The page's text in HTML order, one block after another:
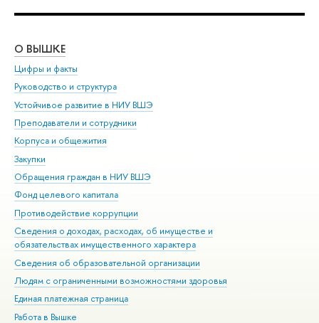
О ВЫШКЕ
Цифры и факты
Руководство и структура
Устойчивое развитие в НИУ ВШЭ
Преподаватели и сотрудники
Корпуса и общежития
Закупки
Обращения граждан в НИУ ВШЭ
Фонд целевого капитала
Противодействие коррупции
Сведения о доходах, расходах, об имуществе и
обязательствах имущественного характера
Сведения об образовательной организации
Людям с ограниченными возможностями здоровья
Единая платежная страница
Работа в Вышке